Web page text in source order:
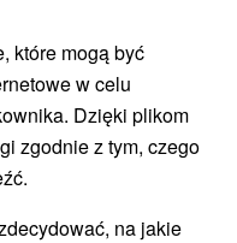
dla seniorów(9)
które mogą być
w celu
Dzięki plikom
zgodnie z tym, czego
na jakie